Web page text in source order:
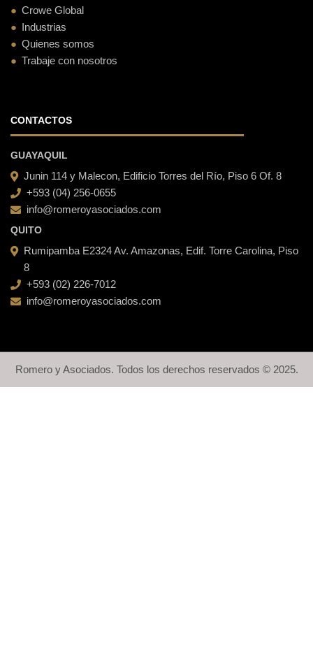
Crowe Global
Industrias
Quienes somos
Trabaje con nosotros
CONTACTOS
GUAYAQUIL
Junin 114 y Malecon, Edificio Torres del Río, Piso 6 Of. 8
+593 (04) 256-0655
info@romeroyasociados.com
QUITO
Rumipamba E2324 Av. Amazonas, Edif. Torre Carolina, Piso
8
+593 (02) 226-7012
info@romeroyasociados.com
Romero y Asociados. Todos los derechos reservados © 2025.